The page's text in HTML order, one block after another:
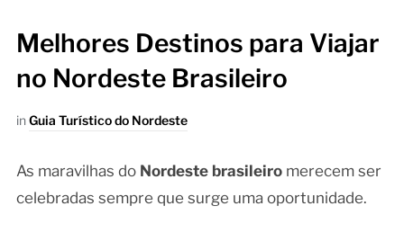
Melhores Destinos para Viajar
no Nordeste Brasileiro
inGuia Turístico do Nordeste
As maravilhas do Nordeste brasileiromerecem ser
celebradas sempre que surge uma oportunidade.